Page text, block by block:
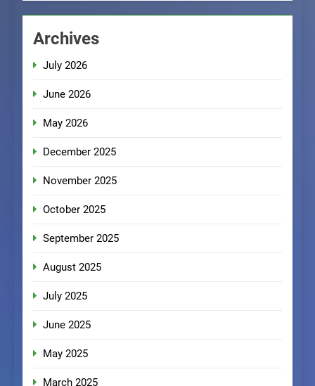
Archives
July 2026
June 2026
May 2026
December 2025
November 2025
October 2025
September 2025
August 2025
July 2025
June 2025
May 2025
March 2025